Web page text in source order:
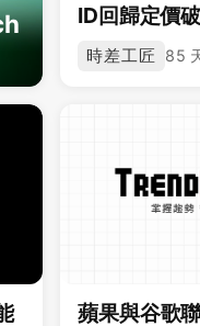
ID回歸定價
時差工匠 85
蘋果與谷歌